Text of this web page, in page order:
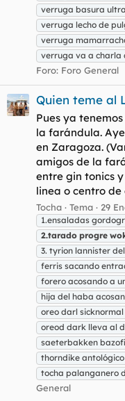
verruga basura
verruga lecho de
verruga
verruga va a charla
Foro: Foro General
Quien teme al
Pues ya
la farándula.
en Zaragoza.
amigos de la
entre gin tonics
linea o centro de
Tocha Tema 29
1.ensaladas
2.tarado progre
3. tyrion lannister
ferris sacando
forero acosando a
hija del haba
oreo darl sicknormal
oreod dark lleva al
saeterbakken
thorndike
tocha palanganero
General